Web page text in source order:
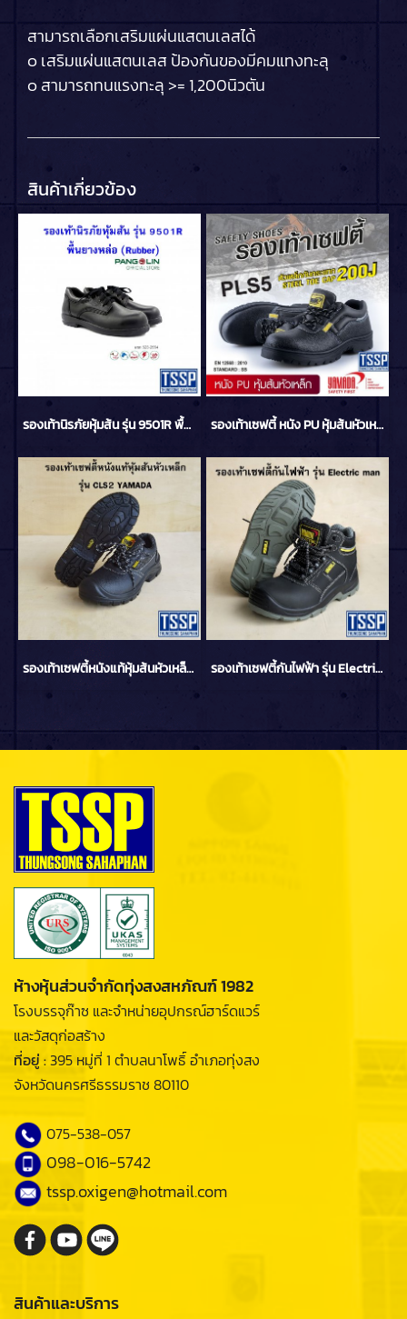
สามารถเลือกเสริมแผ่นแสตนเลสได้
๐ เสริมแผ่นแสตนเลส ป้องกันของมีคมแทงทะลุ
๐ สามารถทนแรงทะลุ >= 1,200นิวตัน
สินค้าเกี่ยวข้อง
รองเท้านิรภัยหุ้มส้น รุ่น 9501R พื้นยางหล่อ (Rubber) รองเท้าเซฟตี้ หนัง PU หุ้มส้นหัวเหล็ก รุ่น PLS5 YAMADA
รองเท้าเซฟตี้หนังแท้หุ้มส้นหัวเหล็ก รุ่น CLS2 YAMADA รองเท้าเซฟตี้กันไฟฟ้า รุ่น Electric man
ห้างหุ้นส่วนจำกัดทุ่งสงสหภัณฑ์ 1982
โรงบรรจุก๊าซ และจำหน่ายอุปกรณ์ฮาร์ดแวร์
และวัสดุก่อสร้าง
ที่อยู่ :395 หมู่ที่ 1 ตำบลนาโพธิ์ อำเภอทุ่งสง
จังหวัดนครศรีธรรมราช 80110
075-538-057
098-016-5742
tssp.oxigen@hotmail.com
สินค้าและบริการ